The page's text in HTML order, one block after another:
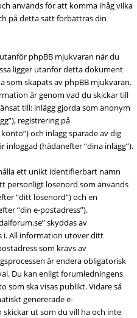
används för att komma ihåg vilka
på detta sätt förbättras din
phpBB mjukvaran när du
ligger utanför detta dokument
som skapats av phpBB mjukvaran.
är genom vad du skickar till
till: inlägg gjorda som anonym
registrering på
och inlägg sparade av dig
(hädanefter “dina inlägg”).
ett unikt identifierbart namn
personligt lösenord som används
“ditt lösenord”) och en
“din e-postadress”).
skyddas av
i. All information utöver ditt
som krävs av
är endera obligatorisk
Du kan enligt forumledningens
som ska visas publikt. Vidare så
genererade e-
ut som du vill ha och inte